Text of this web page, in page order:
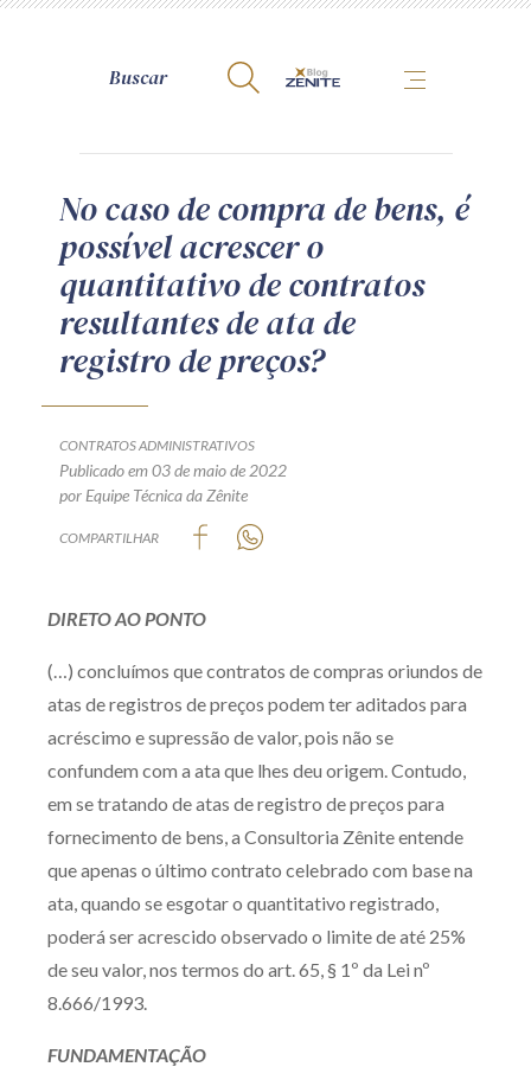
A Zênite
Como publicar conosco
Site da Zênite
Contato
Termos de uso
Encarregado (contato)
Orientação por Escrito
Mentoria Zênite
Capacitação
Zênite Online
Eventos presenciais
No caso de compra de bens, é
possível acrescer o
quantitativo de contratos
resultantes de ata de
registro de preços?
CONTRATOS ADMINISTRATIVOS
Publicado em 03 de maio de 2022
por Equipe Técnica da Zênite
COMPARTILHAR
DIRETO AO PONTO
(…) concluímos que contratos de compras oriundos de
atas de registros de preços podem ter aditados para
acréscimo e supressão de valor, pois não se
confundem com a ata que lhes deu origem. Contudo,
em se tratando de atas de registro de preços para
fornecimento de bens, a Consultoria Zênite entende
que apenas o último contrato celebrado com base na
ata, quando se esgotar o quantitativo registrado,
poderá ser acrescido observado o limite de até 25%
de seu valor, nos termos do art. 65, § 1º da Lei nº
8.666/1993.
FUNDAMENTAÇÃO